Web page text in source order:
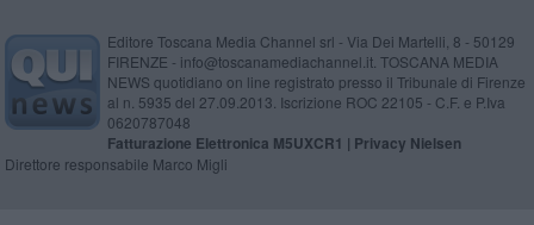
Editore Toscana Media Channel srl - Via Dei Martelli, 8 - 50129
FIRENZE - info@toscanamediachannel.it. TOSCANA MEDIA
NEWS quotidiano on line registrato presso il Tribunale di Firenze
al n. 5935 del 27.09.2013. Iscrizione ROC 22105 - C.F. e P.Iva
0620787048
Fatturazione Elettronica M5UXCR1 | Privacy Nielsen
Direttore responsabile Marco Migli